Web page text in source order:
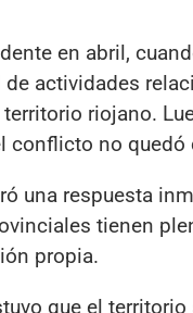
en abril,
actividades
riojano.
conflicto no quedó
una respuesta
tienen
propia.
que el